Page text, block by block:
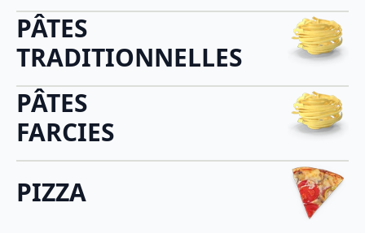
PÂTES
TRADITIONNELLES
PÂTES
FARCIES
PIZZA